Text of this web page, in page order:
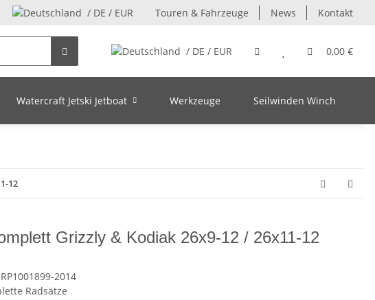
/ DE / EUR Touren & Fahrzeuge News Kontakt
/ DE / EUR 0,00 €
Watercraft Jetski Jetboat Werkzeuge Seilwinden Winch
12
Grizzly & Kodiak 26x9-12 / 26x11-12
RP1001899-2014
Radsätze